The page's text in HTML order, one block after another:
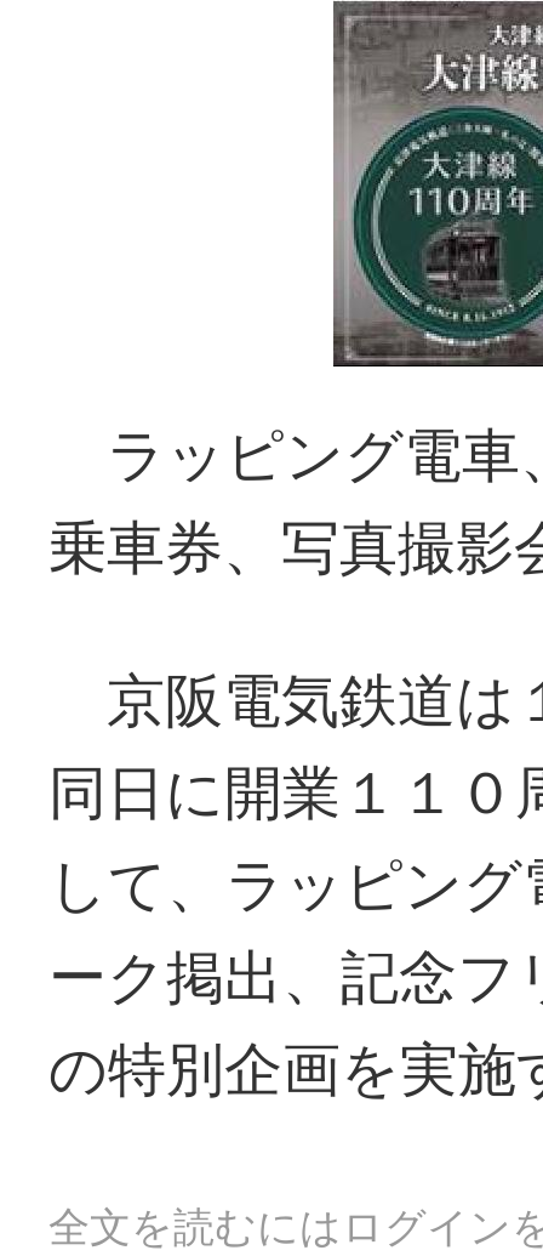
ラッピング電
乗車券、写真撮影
京阪電気鉄道は
同日に開業１１
して、ラッピン
ーク掲出、記念
の特別企画を実施
全文を読むにはログイン